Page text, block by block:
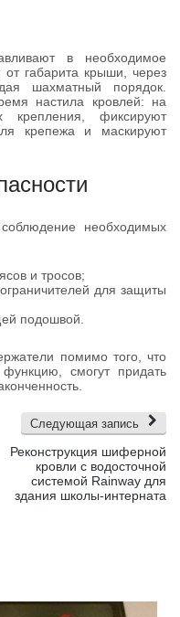
в необходимое
от габарита крыши, через
шахматный порядок.
настила кровлей: на
фиксируют
крепежа и маскируют
необходимых
и тросов;
для защиты
подошвой.
помимо того, что
смогут придать
Следующая запись
Реконструкция шиферной
кровли с водосточной
системой Rainway для
здания школы-интерната